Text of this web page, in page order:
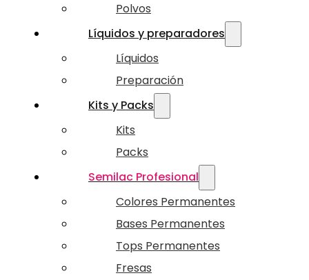
Polvos
Líquidos y preparadores
Líquidos
Preparación
Kits y Packs
Kits
Packs
Semilac Profesional
Colores Permanentes
Bases Permanentes
Tops Permanentes
Fresas